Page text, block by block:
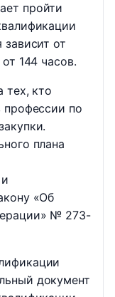
пройти
от
144 часов.
тех, кто
профессии по
плана
«Об
№ 273-
документ